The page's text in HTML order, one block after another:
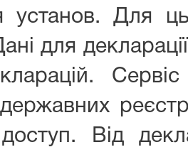
установ. Для
для
державних
Від